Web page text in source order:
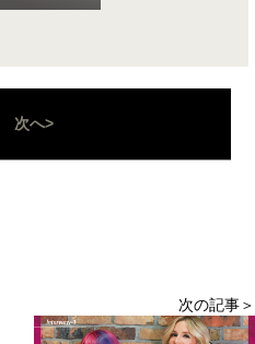
次へ>
次の記事＞